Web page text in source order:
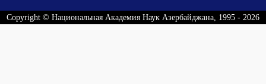
Copyright © Национальная Академия Наук Азербайджана, 1995 - 2026